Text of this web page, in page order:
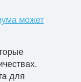
может
для